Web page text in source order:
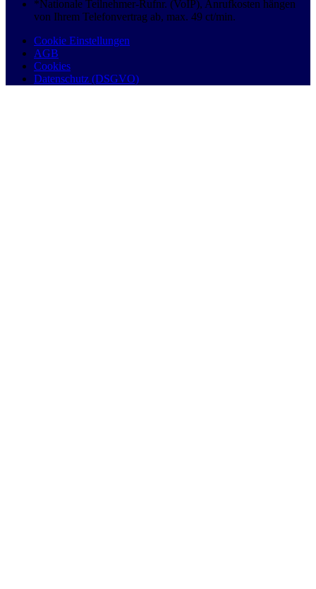
*Nationale Teilnehmer-Rufnr. (VoIP), Anrufkosten hängen
von Ihrem Telefonvertrag ab, max. 49 ct/min.
Cookie Einstellungen
AGB
Cookies
Datenschutz (DSGVO)